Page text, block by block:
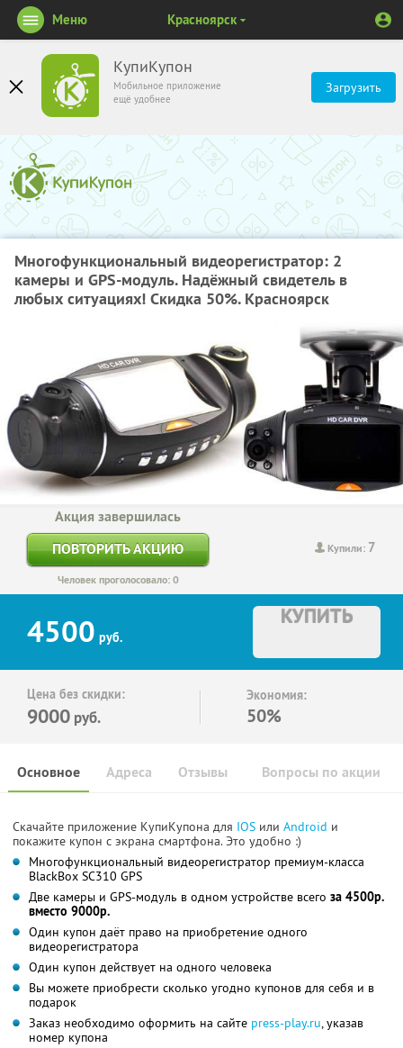
КупиКупон
Мобильное приложение
ещё удобнее
Загрузить
Меню Красноярск
Многофункциональный видеорегистратор: 2
камеры и GPS-модуль. Надёжный свидетель в
любых ситуациях! Скидка 50%. Красноярск
Купили: 7
Акция завершилась
ПОВТОРИТЬ АКЦИЮ
Человек проголосовало: 0
4500 руб.
КУПИТЬ
Цена без скидки:
9000 руб.
Экономия:
50%
Основное Отзывы Вопросы по акции
Адреса
Скачайте приложение КупиКупона для IOS или Android и
покажите купон с экрана смартфона. Это удобно :)
Многофункциональный видеорегистратор премиум-класса
BlackBox SC310 GPS
Две камеры и GPS-модуль в одном устройстве всего за 4500р.
вместо 9000р.
Один купон даёт право на приобретение одного
видеорегистратора
Один купон действует на одного человека
Вы можете приобрести сколько угодно купонов для себя и в
подарок
Заказ необходимо оформить на сайте press-play.ru, указав
номер купона